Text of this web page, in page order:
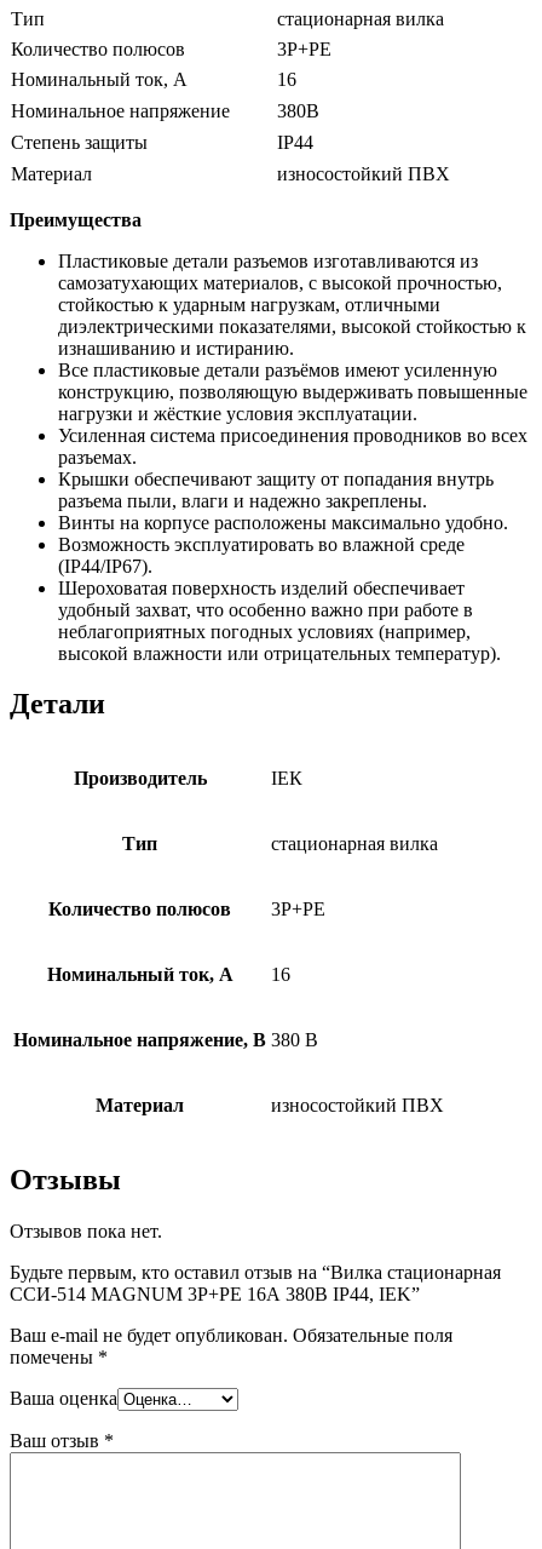
Тип
стационарная вилка
Количество полюсов
3P+PE
Номинальный ток, А
16
Номинальное напряжение
380В
Степень защиты
IP44
Материал
износостойкий ПВХ
Преимущества
Пластиковые детали разъемов изготавливаются из
самозатухающих материалов, с высокой прочностью,
стойкостью к ударным нагрузкам, отличными
диэлектрическими показателями, высокой стойкостью к
изнашиванию и истиранию.
Все пластиковые детали разъёмов имеют усиленную
конструкцию, позволяющую выдерживать повышенные
нагрузки и жёсткие условия эксплуатации.
Усиленная система присоединения проводников во всех
разъемах.
Крышки обеспечивают защиту от попадания внутрь
разъема пыли, влаги и надежно закреплены.
Винты на корпусе расположены максимально удобно.
Возможность эксплуатировать во влажной среде
(IP44/IP67).
Шероховатая поверхность изделий обеспечивает
удобный захват, что особенно важно при работе в
неблагоприятных погодных условиях (например,
высокой влажности или отрицательных температур).
Детали
Производитель ІЕК
Тип стационарная вилка
Количество полюсов 3P+PE
Номинальный ток, А 16
Номинальное напряжение, В 380 B
Материал износостойкий ПВХ
Отзывы
Отзывов пока нет.
Будьте первым, кто оставил отзыв на “Вилка стационарная
ССИ-514 MAGNUM 3P+PE 16А 380В IP44, IEK”
Ваш e-mail не будет опубликован. Обязательные поля
помечены *
Ваша оценка
Ваш отзыв *